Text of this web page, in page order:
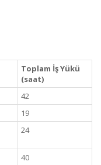
Toplam İş Yükü
(saat)
42
19
24
40